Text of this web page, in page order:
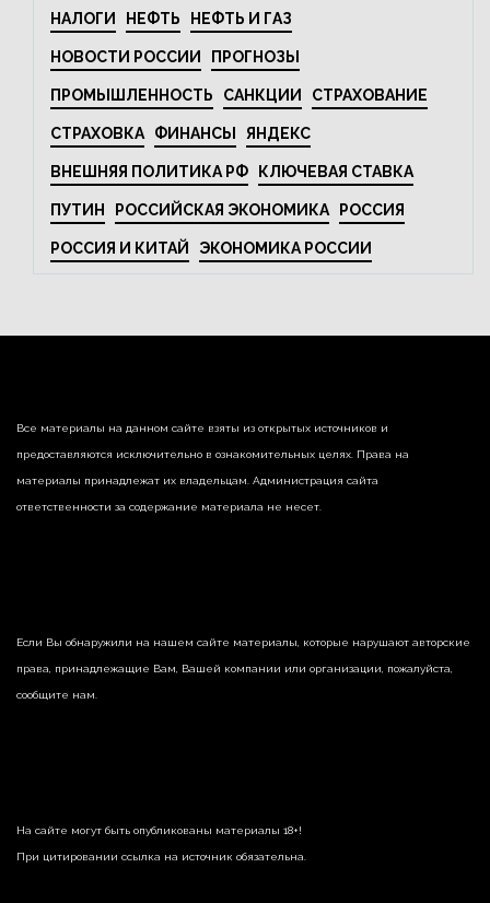
НАЛОГИ НЕФТЬ НЕФТЬ И ГАЗ
НОВОСТИ РОССИИ ПРОГНОЗЫ
ПРОМЫШЛЕННОСТЬ САНКЦИИ СТРАХОВАНИЕ
СТРАХОВКА ФИНАНСЫ ЯНДЕКС
ВНЕШНЯЯ ПОЛИТИКА РФ КЛЮЧЕВАЯ СТАВКА
ПУТИН РОССИЙСКАЯ ЭКОНОМИКА РОССИЯ
РОССИЯ И КИТАЙ ЭКОНОМИКА РОССИИ
Все материалы на данном сайте взяты из открытых источников и
предоставляются исключительно в ознакомительных целях. Права на
материалы принадлежат их владельцам. Администрация сайта
ответственности за содержание материала не несет.
Если Вы обнаружили на нашем сайте материалы, которые нарушают авторские
права, принадлежащие Вам, Вашей компании или организации, пожалуйста,
сообщите нам.
На сайте могут быть опубликованы материалы 18+!
При цитировании ссылка на источник обязательна.